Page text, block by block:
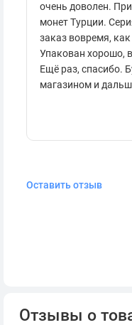
очень доволен.
монет Турции.
заказ вовремя,
Упакован хорошо,
Ещё раз, спасибо.
магазином и
Оставить отзыв
Отзывы о